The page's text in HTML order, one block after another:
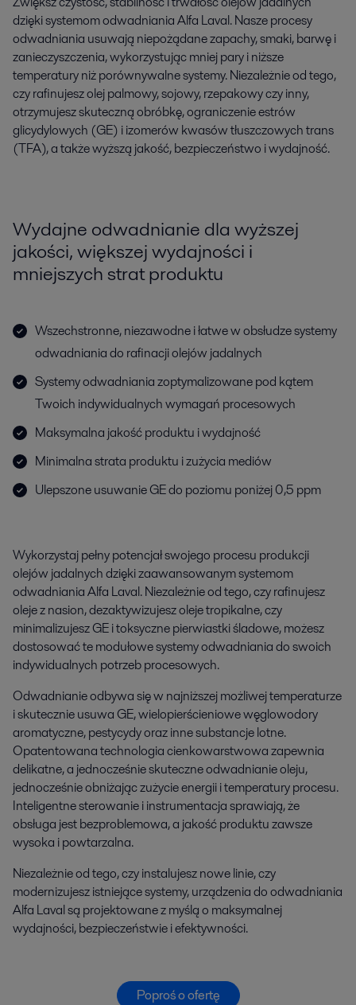
dzięki systemom odwadniania Alfa Laval. Nasze procesy
odwadniania usuwają niepożądane zapachy, smaki, barwę i
zanieczyszczenia, wykorzystując mniej pary i niższe
temperatury niż porównywalne systemy. Niezależnie od tego,
czy rafinujesz olej palmowy, sojowy, rzepakowy czy inny,
otrzymujesz skuteczną obróbkę, ograniczenie estrów
glicydylowych (GE) i izomerów kwasów tłuszczowych trans
(TFA), a także wyższą jakość, bezpieczeństwo i wydajność.
Wydajne odwadnianie dla wyższej
jakości, większej wydajności i
mniejszych strat produktu
Wszechstronne, niezawodne i łatwe w obsłudze systemy
odwadniania do rafinacji olejów jadalnych
Systemy odwadniania zoptymalizowane pod kątem
Twoich indywidualnych wymagań procesowych
Maksymalna jakość produktu i wydajność
Minimalna strata produktu i zużycia mediów
Ulepszone usuwanie GE do poziomu poniżej 0,5 ppm
Wykorzystaj pełny potencjał swojego procesu produkcji
olejów jadalnych dzięki zaawansowanym systemom
odwadniania Alfa Laval. Niezależnie od tego, czy rafinujesz
oleje z nasion, dezaktywizujesz oleje tropikalne, czy
minimalizujesz GE i toksyczne pierwiastki śladowe, możesz
dostosować te modułowe systemy odwadniania do swoich
indywidualnych potrzeb procesowych.
Odwadnianie odbywa się w najniższej możliwej temperaturze
i skutecznie usuwa GE, wielopierścieniowe węglowodory
aromatyczne, pestycydy oraz inne substancje lotne.
Opatentowana technologia cienkowarstwowa zapewnia
delikatne, a jednocześnie skuteczne odwadnianie oleju,
jednocześnie obniżając zużycie energii i temperatury procesu.
Inteligentne sterowanie i instrumentacja sprawiają, że
obsługa jest bezproblemowa, a jakość produktu zawsze
wysoka i powtarzalna.
Niezależnie od tego, czy instalujesz nowe linie, czy
modernizujesz istniejące systemy, urządzenia do odwadniania
Alfa Laval są projektowane z myślą o maksymalnej
wydajności, bezpieczeństwie i efektywności.
Poproś o ofertę